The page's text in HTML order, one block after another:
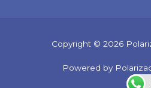
Copyright © 2026
Powered by